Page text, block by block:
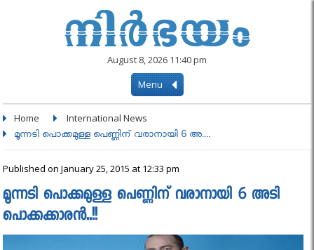
August 8, 2026 11:40 pm
Menu
Home International News
മൂന്നടി പൊക്കമുള്ള പെണ്ണിന് വരാനായി 6 അ....
Published on January 25, 2015 at 12:33 pm
മൂന്നടി പൊക്കമുള്ള പെണ്ണിന് വരാനായി 6 അടി
പൊക്കക്കാരൻ..!!